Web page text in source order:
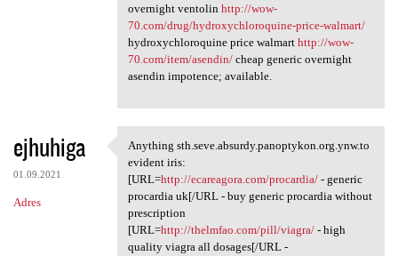
overnight ventolin http://wow-
70.com/drug/hydroxychloroquine-price-walmart/
hydroxychloroquine price walmart http://wow-
70.com/item/asendin/cheap generic overnight
asendin impotence; available.
ejhuhiga
01.09.2021
Adres
Anything sth.seve.absurdy
Anything sth.seve.absurdy.panoptykon.org.ynw.to
evident iris:
[URL=http://ecareagora.com/procardia/- generic
procardia uk[/URL - buy generic procardia without
prescription
[URL=http://thelmfao.com/pill/viagra/- high
quality viagra all dosages[/URL -